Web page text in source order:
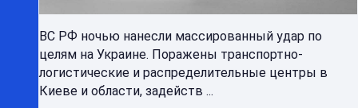
ВС РФ ночью нанесли массированный удар по
целям на Украине. Поражены транспортно-
логистические и распределительные центры в
Киеве и области, задейств ...